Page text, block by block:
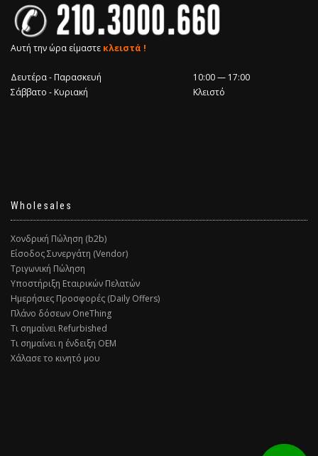
Αυτή την ώρα είμαστε κλειστά !
Δευτέρα - Παρασκευή
10:00 — 17:00
Σάββατο - Κυριακή
Κλειστό
Wholesales
Χονδρική Πώληση (b2b)
Είσοδος Συνεργάτη (Vendor)
Τριγωνική Πώληση
Υποστήριξη Εταιρικών Πελατών
Ημερήσιες Προσφορές (Daily Offers)
Πλάνο δόσεων OneThing
Τι σημαίνει Refurbished
Τι σημαίνει η ένδειξη ΟΕΜ
Χάλασε το κινητό μου